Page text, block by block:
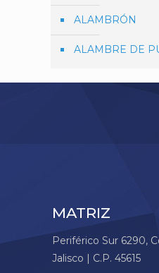
ALAMBRÓN
ALAMBRE DE
MATRIZ
Periférico Sur 6290,
Jalisco | C.P. 45615